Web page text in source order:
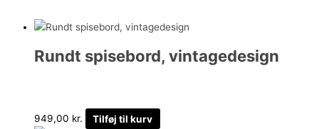
Rundt spisebord, vintagedesign
949,00 kr. Tilføj til kurv